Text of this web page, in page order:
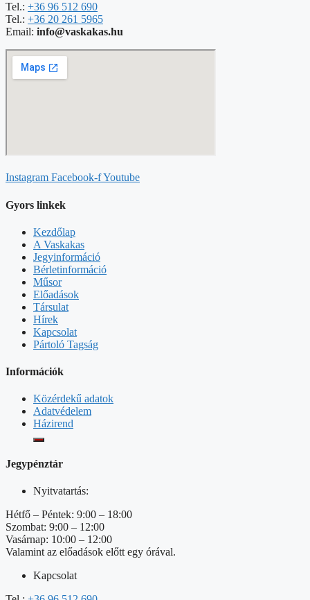
Tel.: +36 96 512 690
Tel.: +36 20 261 5965
Email: info@vaskakas.hu
Instagram Facebook-fYoutube
Gyors linkek
Kezdőlap
A Vaskakas
Jegyinformáció
Bérletinformáció
Műsor
Előadások
Társulat
Hírek
Kapcsolat
Pártoló Tagság
Információk
Közérdekű adatok
Adatvédelem
Házirend
Jegypénztár
Nyitvatartás:
Hétfő – Péntek: 9:00 – 18:00
Szombat: 9:00 – 12:00
Vasárnap: 10:00 – 12:00
Valamint az előadások előtt egy órával.
Kapcsolat